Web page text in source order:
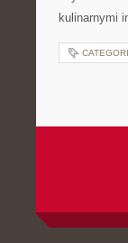
kulinarnymi